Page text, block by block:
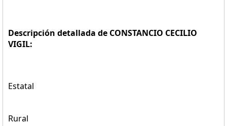
Descripción detallada de CONSTANCIO CECILIO
VIGIL:
Estatal
Rural